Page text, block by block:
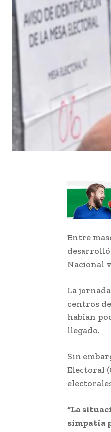
Entre
desarrolló
Nacional
La
centros
habían
llegado.
Sin
Electoral
“La
simpatía